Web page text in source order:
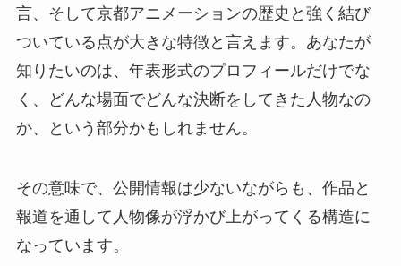
言、そして京都アニメーションの歴史と強く結び
ついている点が大きな特徴と言えます。あなたが
知りたいのは、年表形式のプロフィールだけでな
く、どんな場面でどんな決断をしてきた人物なの
か、という部分かもしれません。
その意味で、公開情報は少ないながらも、作品と
報道を通して人物像が浮かび上がってくる構造に
なっています。